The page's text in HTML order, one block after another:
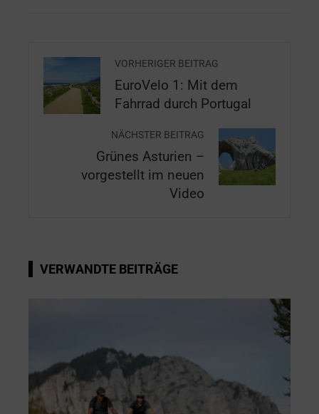
VORHERIGER BEITRAG
EuroVelo 1: Mit dem
Fahrrad durch Portugal
NÄCHSTER BEITRAG
Grünes Asturien –
vorgestellt im neuen
Video
VERWANDTE BEITRÄGE